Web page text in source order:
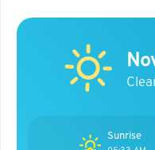
Sunrise